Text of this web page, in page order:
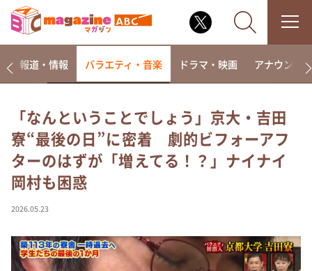
なるみ・岡村の過ぎるTV
相席食堂
これ余談なんですけど・・・
～人生密着トークバラエティ！～ やすとものいたっ
て真剣です
探偵！ナイトスクープ
news おかえり
報道・情報 バラエティ・音楽 ドラマ・映画 アナウンサー
「なんということでしょう」京大・吉田
寮“最後の日”に密着 劇的ビフォーアフ
ターのはずが「増えてる！？」ナイナイ
岡村も困惑
2026.05.23